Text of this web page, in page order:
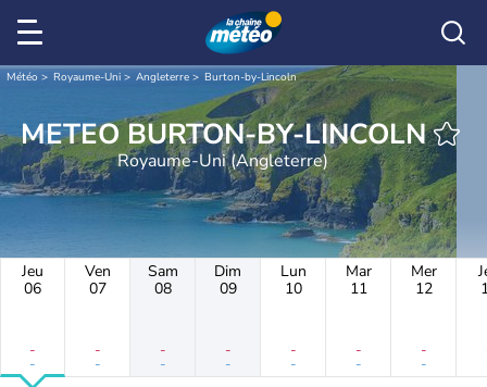
Météo Royaume-Uni Angleterre Burton-by-Lincoln
METEO BURTON-BY-LINCOLN
Royaume-Uni (Angleterre)
Jeu
06
-
-
Ven
07
-
-
Sam
08
-
-
Dim
09
-
-
Lun
10
-
-
Mar
11
-
-
Mer
12
-
-